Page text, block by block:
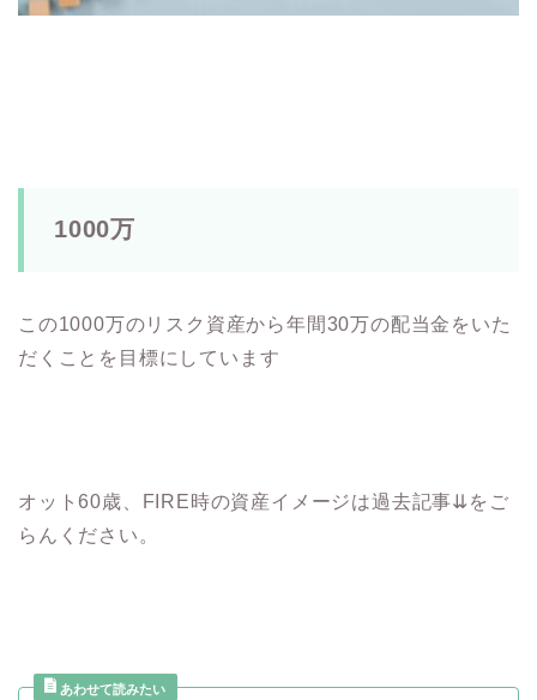
1000万
この1000万のリスク資産から年間30万の配当金をいた
だくことを目標にしています
オット60歳、FIRE時の資産イメージは過去記事⇊をご
らんください。